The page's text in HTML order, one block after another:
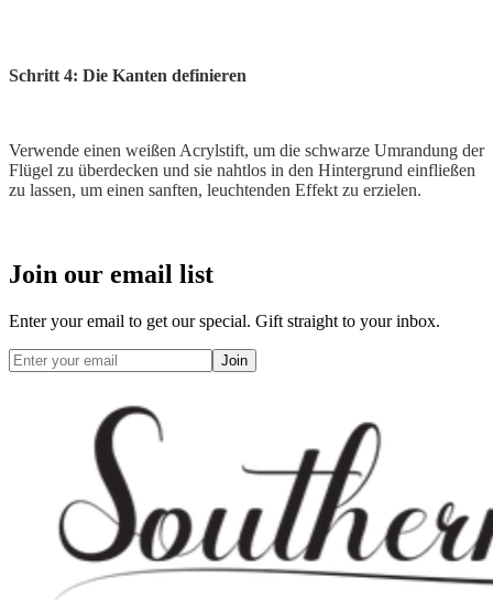
Schritt 4: Die Kanten definieren
Verwende einen weißen Acrylstift, um die schwarze Umrandung der
Flügel zu überdecken und sie nahtlos in den Hintergrund einfließen
zu lassen, um einen sanften, leuchtenden Effekt zu erzielen.
Join our email list
Enter your email to get our special. Gift straight to your inbox.
Join